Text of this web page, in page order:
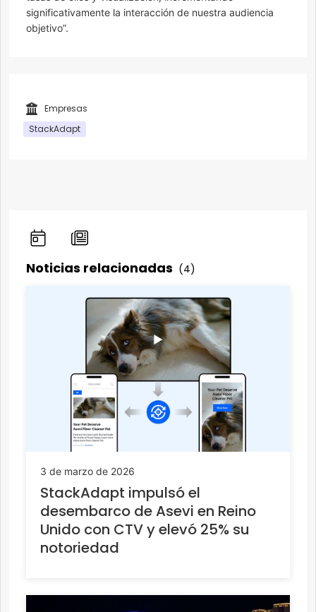
significativamente la interacción de nuestra audiencia
objetivo”.
Empresas
StackAdapt
Noticias relacionadas (4)
3 de marzo de 2026
StackAdapt impulsó el
desembarco de Asevi en Reino
Unido con CTV y elevó 25% su
notoriedad